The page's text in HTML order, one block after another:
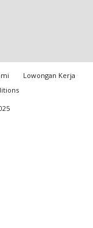
Lowongan Kerja